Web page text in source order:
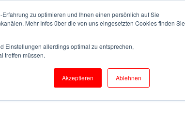
zu optimieren und Ihnen einen persönlich auf Sie
Mehr Infos über die von uns eingesetzten Cookies finden Sie
Einstellungen allerdings optimal zu entsprechen,
treffen müssen.
Akzeptieren Ablehnen
DOWNLOADS NEWS
COMPANY CONTACT